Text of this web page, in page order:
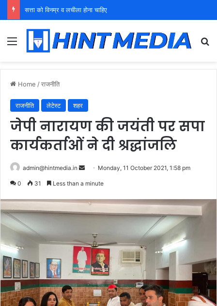
सत्ता को विनम्र व लचीला होना चाहिए
Menu
Home /राजनीति
राजनीति लेटेस्ट शहर
जेपी नारायण की जयंती पर सपा
कार्यकर्ताओं ने दी श्रद्धांजलि
admin@hintmedia.in
Send Monday, 11 October 2021, 1:58 pm
0 31 Less than a minute